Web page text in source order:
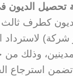
كطرف ثالث
لاسترداد
وذلك
تضمن استرجاع